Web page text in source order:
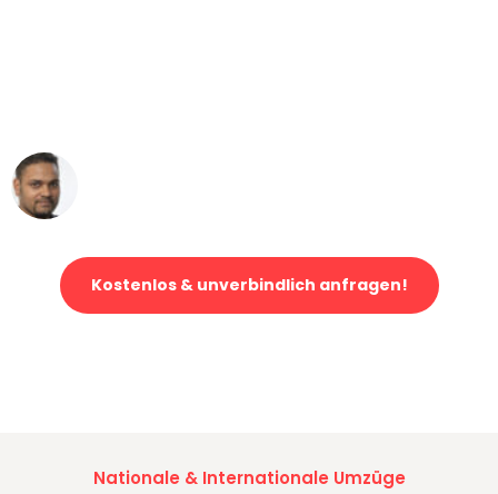
Kostenlos & unverbindlich anfragen!
Nationale & Internationale Umzüge